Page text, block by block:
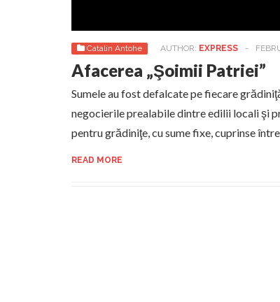
Catalin Antohe AUTHOR: EXPRESS -
Afacerea „Şoimii Patriei”
Sumele au fost defalcate pe fiecare
negocierile prealabile dintre edilii locali şi
pentru grădiniţe, cu sume fixe, cuprinse
READ MORE